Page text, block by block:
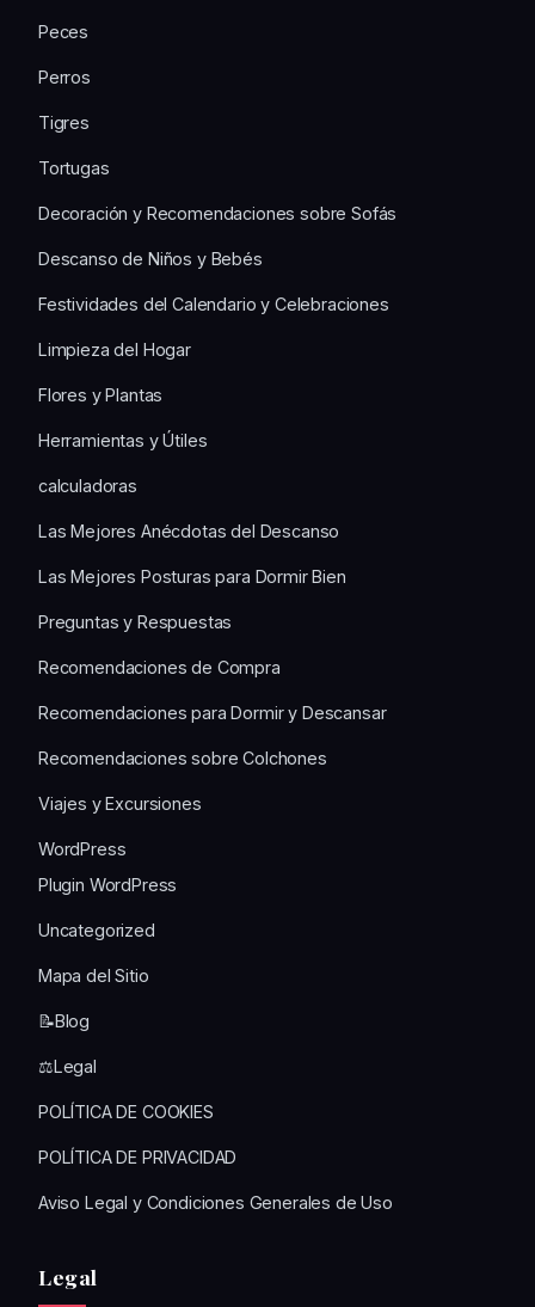
Peces
Perros
Tigres
Tortugas
Decoración y Recomendaciones sobre Sofás
Descanso de Niños y Bebés
Festividades del Calendario y Celebraciones
Limpieza del Hogar
Flores y Plantas
Herramientas y Útiles
calculadoras
Las Mejores Anécdotas del Descanso
Las Mejores Posturas para Dormir Bien
Preguntas y Respuestas
Recomendaciones de Compra
Recomendaciones para Dormir y Descansar
Recomendaciones sobre Colchones
Viajes y Excursiones
WordPress
Plugin WordPress
Uncategorized
Mapa del Sitio
📝Blog
⚖️Legal
POLÍTICA DE COOKIES
POLÍTICA DE PRIVACIDAD
Aviso Legal y Condiciones Generales de Uso
Legal